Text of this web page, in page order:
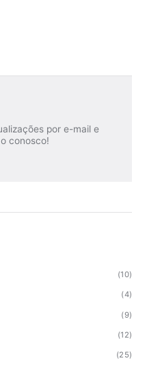
por e-mail e
conosco!
(10)
(4)
(9)
(12)
(25)